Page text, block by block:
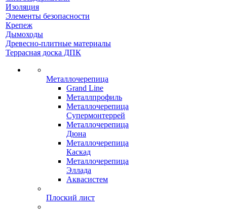
Изоляция
Элементы безопасности
Крепеж
Дымоходы
Древесно-плитные материалы
Террасная доска ДПК
Металлочерепица
Grand Line
Металлпрофиль
Металлочерепица
Супермонтеррей
Металлочерепица
Дюна
Металлочерепица
Каскад
Металлочерепица
Эллада
Аквасистем
Плоский лист